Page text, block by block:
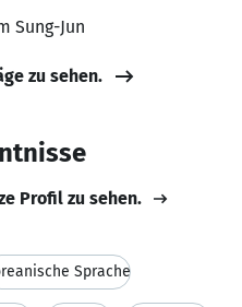
Sung-Jun
zu sehen.
Profil zu sehen.
Sprache